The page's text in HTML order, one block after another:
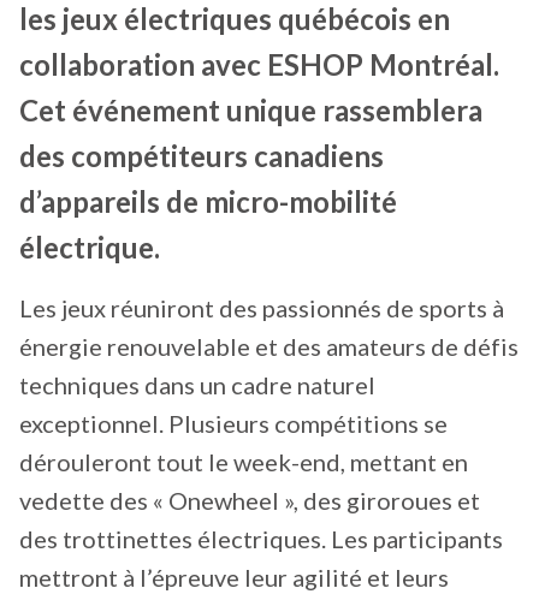
les jeux électriques québécois en
collaboration avec ESHOP Montréal.
Cet événement unique rassemblera
des compétiteurs canadiens
d’appareils de micro-mobilité
électrique.
Les jeux réuniront des passionnés de sports à
énergie renouvelable et des amateurs de défis
techniques dans un cadre naturel
exceptionnel. Plusieurs compétitions se
dérouleront tout le week-end, mettant en
vedette des « Onewheel », des giroroues et
des trottinettes électriques. Les participants
mettront à l’épreuve leur agilité et leurs